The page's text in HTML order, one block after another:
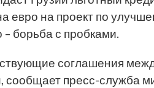
евро на проект по
– борьба с пробками.
соглашения
сообщает пресс-служба